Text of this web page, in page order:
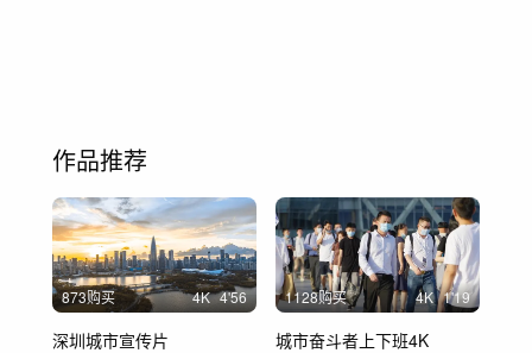
作品推荐
873购买 4K 4'56
深圳城市宣传片
1128购买 4K 1'19
城市奋斗者上下班4K